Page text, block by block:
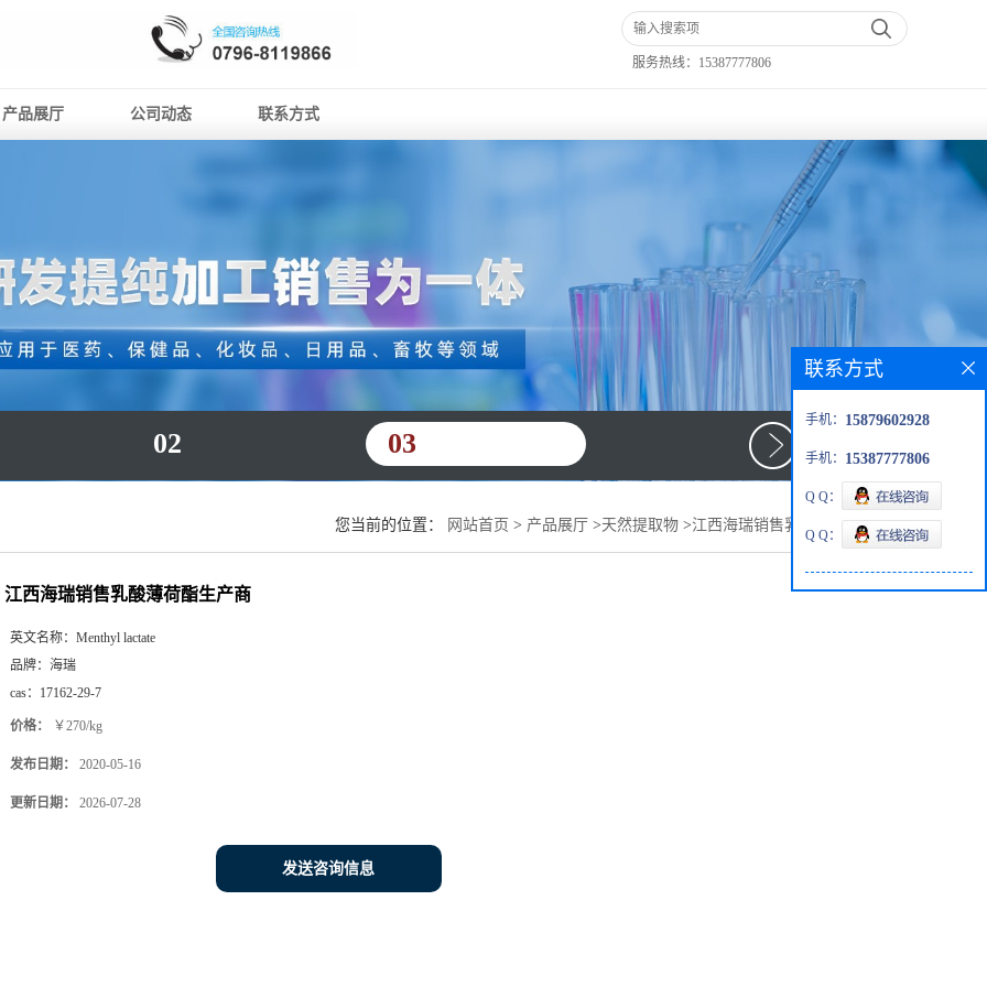
服务热线： 15387777806
产品展厅 公司动态 联系方式
02 03
您当前的位置： 网站首页 > 产品展厅 >天然提取物 >江西海瑞销售乳酸薄荷酯生产商
江西海瑞销售乳酸薄荷酯生产商
英文名称： Menthyl lactate
品牌： 海瑞
cas： 17162-29-7
价格： ￥270/kg
发布日期： 2020-05-16
更新日期： 2026-07-28
发送咨询信息
联系方式
手机： 15879602928
手机： 15387777806
Q Q：
Q Q：